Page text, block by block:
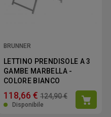
BRUNNER
LETTINO PRENDISOLE A 3
GAMBE MARBELLA -
COLORE BIANCO
118,66 € 124,90 €
Disponibile